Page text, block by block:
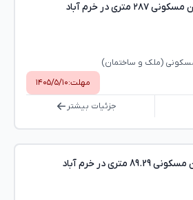
متری در خرم آباد
(ملک و ساختمان)
مهلت:۱۴۰۵/۵/۱۰
جزئیات بیشتر
متری در خرم آباد